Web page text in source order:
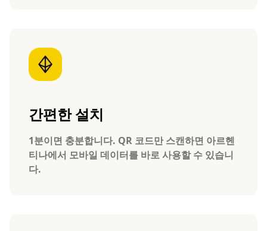
간편한 설치
1분이면 충분합니다. QR 코드만 스캔하면 아르헨
티나에서 모바일 데이터를 바로 사용할 수 있습니
다.